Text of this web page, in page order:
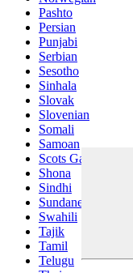
Pashto
Persian
Punjabi
Serbian
Sesotho
Sinhala
Slovak
Slovenian
Somali
Samoan
Scots Gaelic
Shona
Sindhi
Sundanese
Swahili
Tajik
Tamil
Telugu